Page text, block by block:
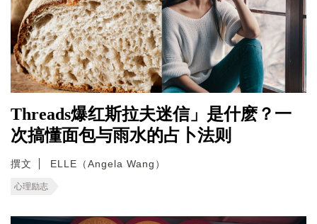
Threads爆红斯拉夫迷信」是什麽？一
次搞懂面包与雨水的占卜法则
撰文 ELLE（Angela Wang）
心理励志